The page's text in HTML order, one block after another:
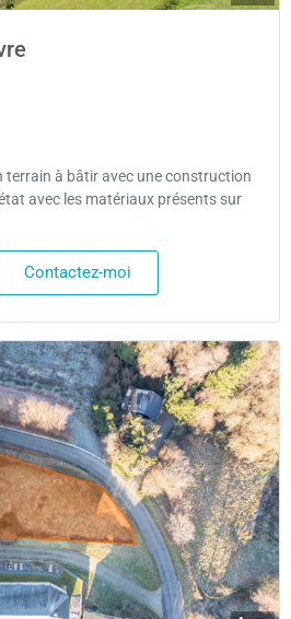
terrain à bâtir avec une construction
avec les matériaux présents sur
Contactez-moi